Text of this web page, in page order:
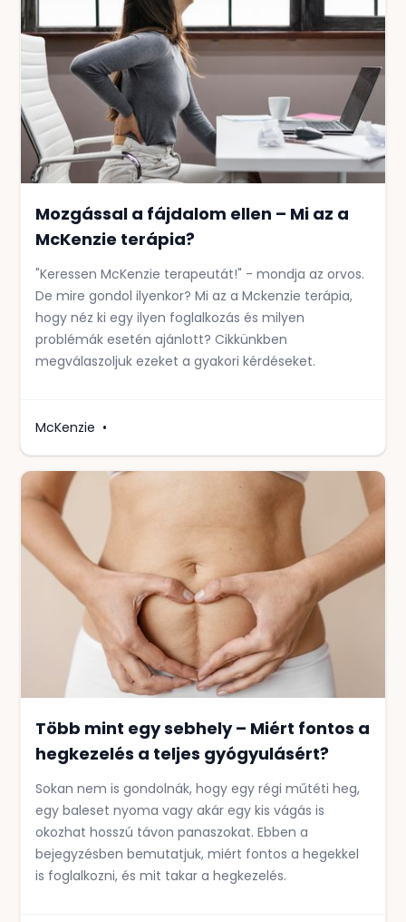
Mozgással a fájdalom ellen – Mi az a
McKenzie terápia?
"Keressen McKenzie terapeutát!" - mondja az orvos.
De mire gondol ilyenkor? Mi az a Mckenzie terápia,
hogy néz ki egy ilyen foglalkozás és milyen
problémák esetén ajánlott? Cikkünkben
megválaszoljuk ezeket a gyakori kérdéseket.
McKenzie •
Több mint egy sebhely – Miért fontos a
hegkezelés a teljes gyógyulásért?
Sokan nem is gondolnák, hogy egy régi műtéti heg,
egy baleset nyoma vagy akár egy kis vágás is
okozhat hosszú távon panaszokat. Ebben a
bejegyzésben bemutatjuk, miért fontos a hegekkel
is foglalkozni, és mit takar a hegkezelés.